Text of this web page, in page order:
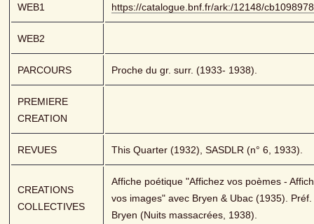
WEB1 https://catalogue.bnf.fr/ark:/12148/
WEB2
PARCOURS Proche du gr. surr. (1933- 1938).
PREMIERE
CREATION
REVUES This Quarter (1932), SASDLR (n° 6, 1933).
CREATIONS
COLLECTIVES
Affiche poétique "Affichez vos poèmes -
vos images" avec Bryen & Ubac (1935). Préf.
Bryen (Nuits massacrées, 1938).